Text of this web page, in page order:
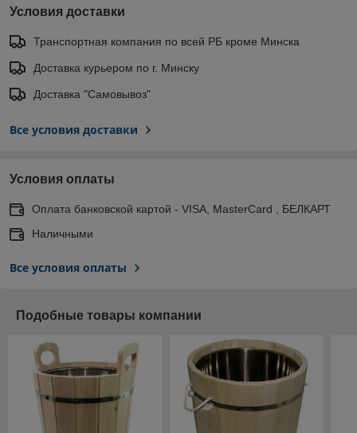
Условия доставки
Транспортная компания по всей РБ кроме Минска
Доставка курьером по г. Минску
Доставка "Самовывоз"
Все условия доставки
Условия оплаты
Оплата банковской картой - VISA, MasterCard , БЕЛКАРТ
Наличными
Все условия оплаты
Подобные товары компании